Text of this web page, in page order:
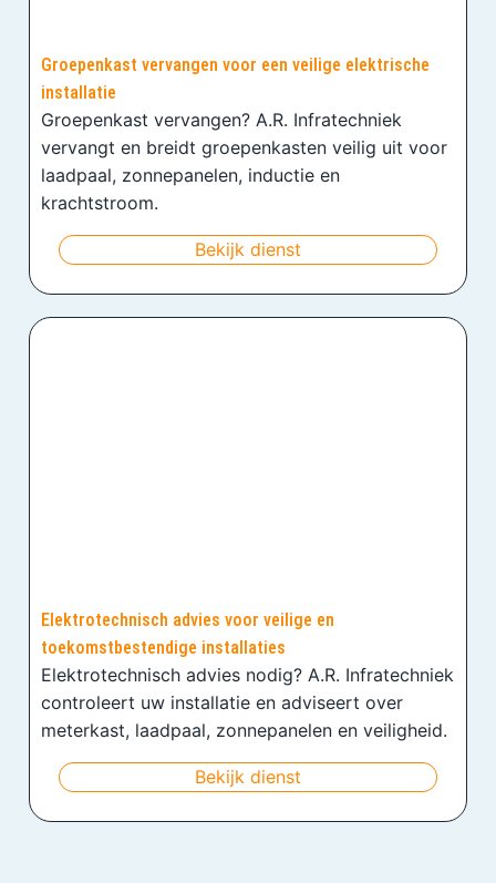
Groepenkast vervangen voor een veilige elektrische
installatie
Groepenkast vervangen? A.R. Infratechniek
vervangt en breidt groepenkasten veilig uit voor
laadpaal, zonnepanelen, inductie en
krachtstroom.
Bekijk dienst
Elektrotechnisch advies voor veilige en
toekomstbestendige installaties
Elektrotechnisch advies nodig? A.R. Infratechniek
controleert uw installatie en adviseert over
meterkast, laadpaal, zonnepanelen en veiligheid.
Bekijk dienst